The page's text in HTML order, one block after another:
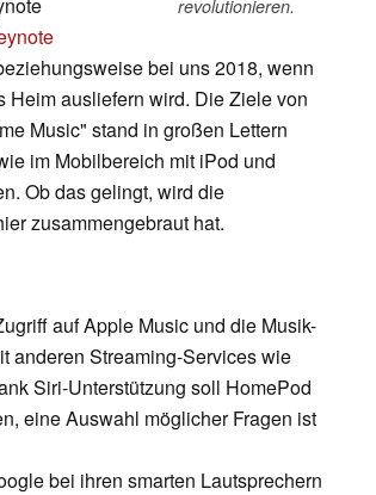
revolutionieren.
bei uns 2018, wenn
Heim ausliefern wird. Die Ziele von
Music" stand in großen Lettern
im Mobilbereich mit iPod und
Ob das gelingt, wird die
zusammengebraut hat.
auf Apple Music und die Musik-
anderen Streaming-Services wie
Siri-Unterstützung soll HomePod
eine Auswahl möglicher Fragen ist
bei ihren smarten Lautsprechern